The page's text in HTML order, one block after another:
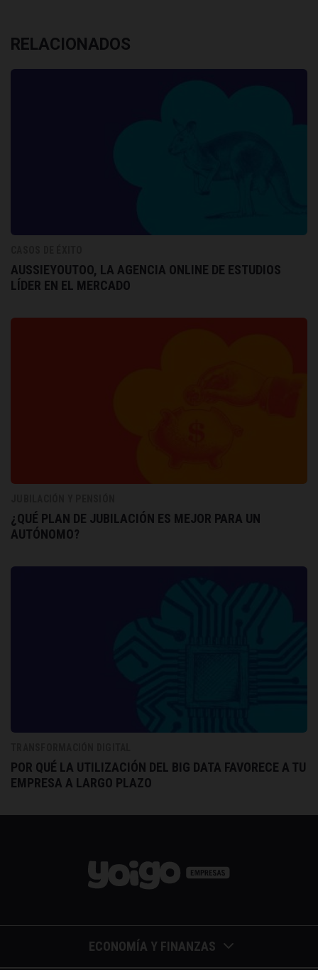
RELACIONADOS
AUSSIEYOUTOO, LA AGENCIA ONLINE DE ESTUDIOS
LÍDER EN EL MERCADO
¿QUÉ PLAN DE JUBILACIÓN ES MEJOR PARA UN
AUTÓNOMO?
POR QUÉ LA UTILIZACIÓN DEL BIG DATA FAVORECE A TU
EMPRESA A LARGO PLAZO
ECONOMÍA Y FINANZAS